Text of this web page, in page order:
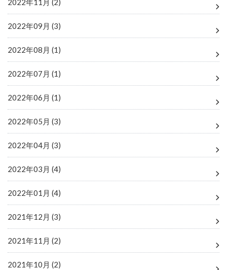
2022年11月 (2)
2022年09月 (3)
2022年08月 (1)
2022年07月 (1)
2022年06月 (1)
2022年05月 (3)
2022年04月 (3)
2022年03月 (4)
2022年01月 (4)
2021年12月 (3)
2021年11月 (2)
2021年10月 (2)